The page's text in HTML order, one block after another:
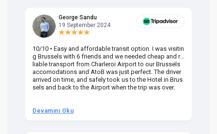
George Sandu
19 September 2024
10/10 • Easy and affordable transit option. I was visitin
g Brussels with 6 friends and we needed cheap and re
liable transport from Charleroi Airport to our Brussels
accomodations and AtoB was just perfect. The driver
arrived on time, and safely took us to the Hotel in Brus
sels and back to the Airport when the trip was over.
Devamını Oku